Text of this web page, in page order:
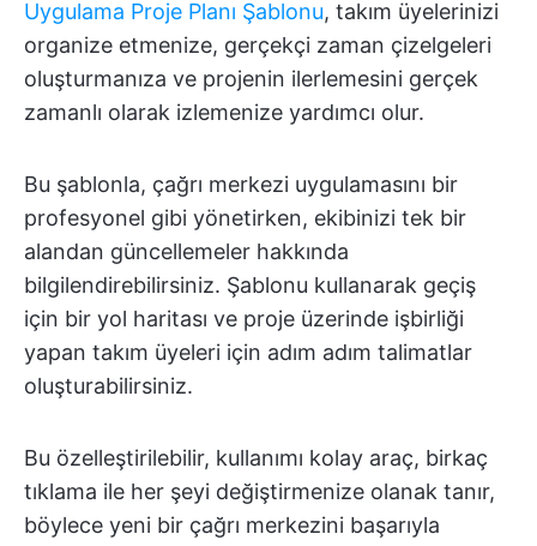
Uygulama Proje Planı Şablonu, takım üyelerinizi
organize etmenize, gerçekçi zaman çizelgeleri
oluşturmanıza ve projenin ilerlemesini gerçek
zamanlı olarak izlemenize yardımcı olur.
Bu şablonla, çağrı merkezi uygulamasını bir
profesyonel gibi yönetirken, ekibinizi tek bir
alandan güncellemeler hakkında
bilgilendirebilirsiniz. Şablonu kullanarak geçiş
için bir yol haritası ve proje üzerinde işbirliği
yapan takım üyeleri için adım adım talimatlar
oluşturabilirsiniz.
Bu özelleştirilebilir, kullanımı kolay araç, birkaç
tıklama ile her şeyi değiştirmenize olanak tanır,
böylece yeni bir çağrı merkezini başarıyla